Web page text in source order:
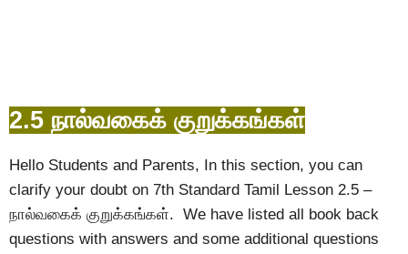
2.5 நால்வகைக் குறுக்கங்கள்
Hello Students and Parents, In this section, you can
clarify your doubt on 7th Standard Tamil Lesson 2.5 –
நால்வகைக் குறுக்கங்கள். We have listed all book back
questions with answers and some additional questions